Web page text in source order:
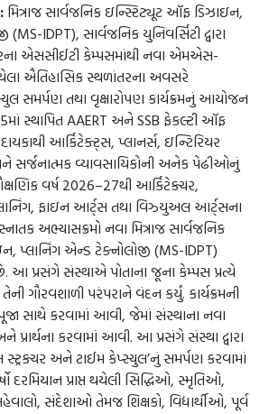
મિત્રાજ સાર્વજનિક ઇન્સ્ટિટ્યૂટ ઑફ ડિઝાઇન,
IDPT), સાર્વજનિક યુનિવર્સિટી દ્વારા
એસસીઈટી કેમ્પસમાંથી નવા એમએસ-
ઐતિહાસિક સ્થળાંતરના અવસરે
સમર્પણ તથા વૃક્ષારોપણ કાર્યક્રમનું આયોજન
સ્થાપિત AAERT અને SSB ફેકલ્ટી ઑફ
આર્કિટેક્ટ્સ, પ્લાનર્સ, ઇન્ટિરિયર
સર્જનાત્મક વ્યાવસાયિકોની અનેક પેઢીઓનું
વર્ષ 2026–27થી આર્કિટેક્ચર,
ફાઇન આર્ટ્સ તથા વિઝ્યુઅલ આર્ટ્સના
અભ્યાસક્રમો નવા મિત્રાજ સાર્વજનિક
પ્લાનિંગ એન્ડ ટેક્નોલોજી (MS-IDPT)
આ પ્રસંગે સંસ્થાએ પોતાના જૂના કેમ્પસ પ્રત્યે
ગૌરવશાળી પરંપરાને વંદન કર્યું. કાર્યક્રમની
સાથે કરવામાં આવી, જેમાં સંસ્થાના નવા
કરવામાં આવી. આ પ્રસંગે સંસ્થા દ્વારા
સ્ટ્રક્ચર અને ટાઈમ કેપ્સ્યુલ’નું સમર્પણ કરવામાં
પ્રાપ્ત થયેલી સિદ્ધિઓ, સ્મૃતિઓ,
સંદેશાઓ તેમજ શિક્ષકો, વિદ્યાર્થીઓ, પૂર્વ